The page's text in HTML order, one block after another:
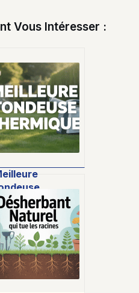
Vous Intéresser :
: guide
choisir et